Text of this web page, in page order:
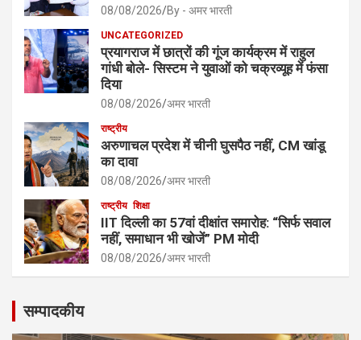
08/08/2026 By - अमर भारती
UNCATEGORIZED
प्रयागराज में छात्रों की गूंज कार्यक्रम में राहुल
गांधी बोले- सिस्टम ने युवाओं को चक्रव्यूह में फंसा
दिया
08/08/2026 अमर भारती
राष्ट्रीय
अरुणाचल प्रदेश में चीनी घुसपैठ नहीं, CM खांडू
का दावा
08/08/2026 अमर भारती
राष्ट्रीय शिक्षा
IIT दिल्ली का 57वां दीक्षांत समारोह: “सिर्फ सवाल
नहीं, समाधान भी खोजें” PM मोदी
08/08/2026 अमर भारती
सम्पादकीय